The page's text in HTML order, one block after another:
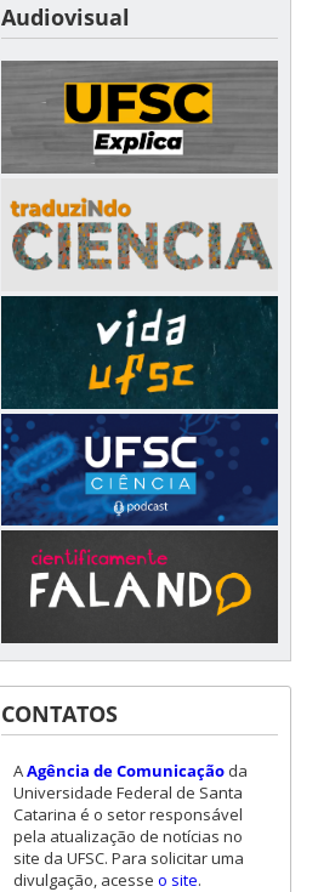
Audiovisual
CONTATOS
AAgência de Comunicaçãoda
Universidade Federal de Santa
Catarina é o setor responsável
pela atualização de notícias no
site da UFSC. Para solicitar uma
divulgação, acesse o site.